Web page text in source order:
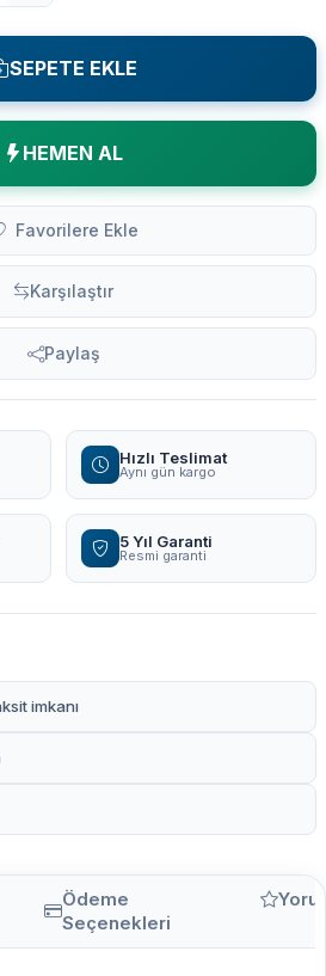
SEPETE EKLE
HEMEN AL
Favorilere Ekle
Karşılaştır
Paylaş
Hızlı Teslimat
Aynı gün kargo
5 Yıl Garanti
Resmi garanti
imkanı
Ödeme
Seçenekleri